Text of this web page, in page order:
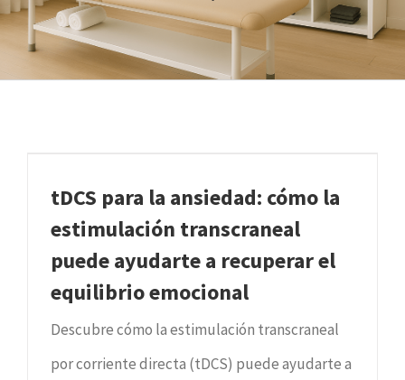
tDCS para la ansiedad: cómo la
estimulación transcraneal
puede ayudarte a recuperar el
equilibrio emocional
Descubre cómo la estimulación transcraneal
por corriente directa (tDCS) puede ayudarte a